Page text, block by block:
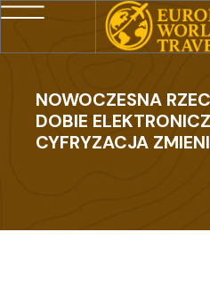
NOWOCZESNA
DOBIE
CYFRYZACJA